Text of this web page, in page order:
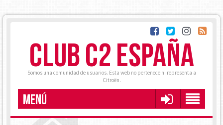
CLUB C2 ESPAÑA
Somos una comunidad de usuarios. Esta web no pertenece ni representa a
Citroën.
MENÚ